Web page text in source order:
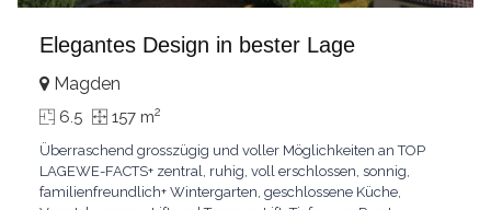
Elegantes Design in bester Lage
Magden
6.5 157 m2
Überraschend grosszügig und voller Möglichkeiten an TOP
LAGEWE-FACTS+ zentral, ruhig, voll erschlossen, sonnig,
familienfreundlich+ Wintergarten, geschlossene Küche,